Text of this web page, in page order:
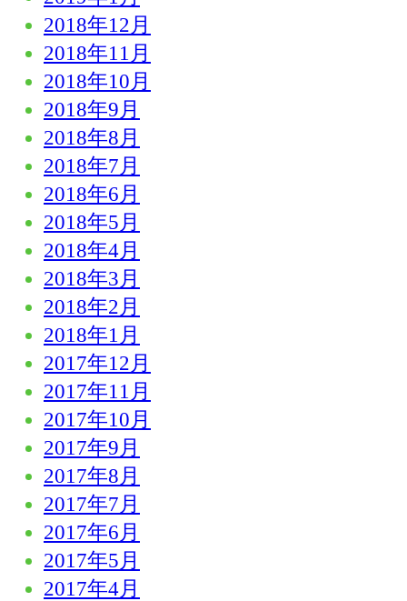
2018年12月
2018年11月
2018年10月
2018年9月
2018年8月
2018年7月
2018年6月
2018年5月
2018年4月
2018年3月
2018年2月
2018年1月
2017年12月
2017年11月
2017年10月
2017年9月
2017年8月
2017年7月
2017年6月
2017年5月
2017年4月